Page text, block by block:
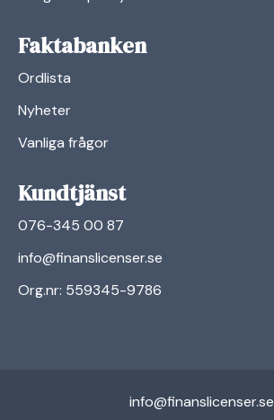
Faktabanken
Ordlista
Nyheter
Vanliga frågor
Kundtjänst
076-345 00 87
info@finanslicenser.se
Org.nr: 559345-9786
info@finanslicenser.se